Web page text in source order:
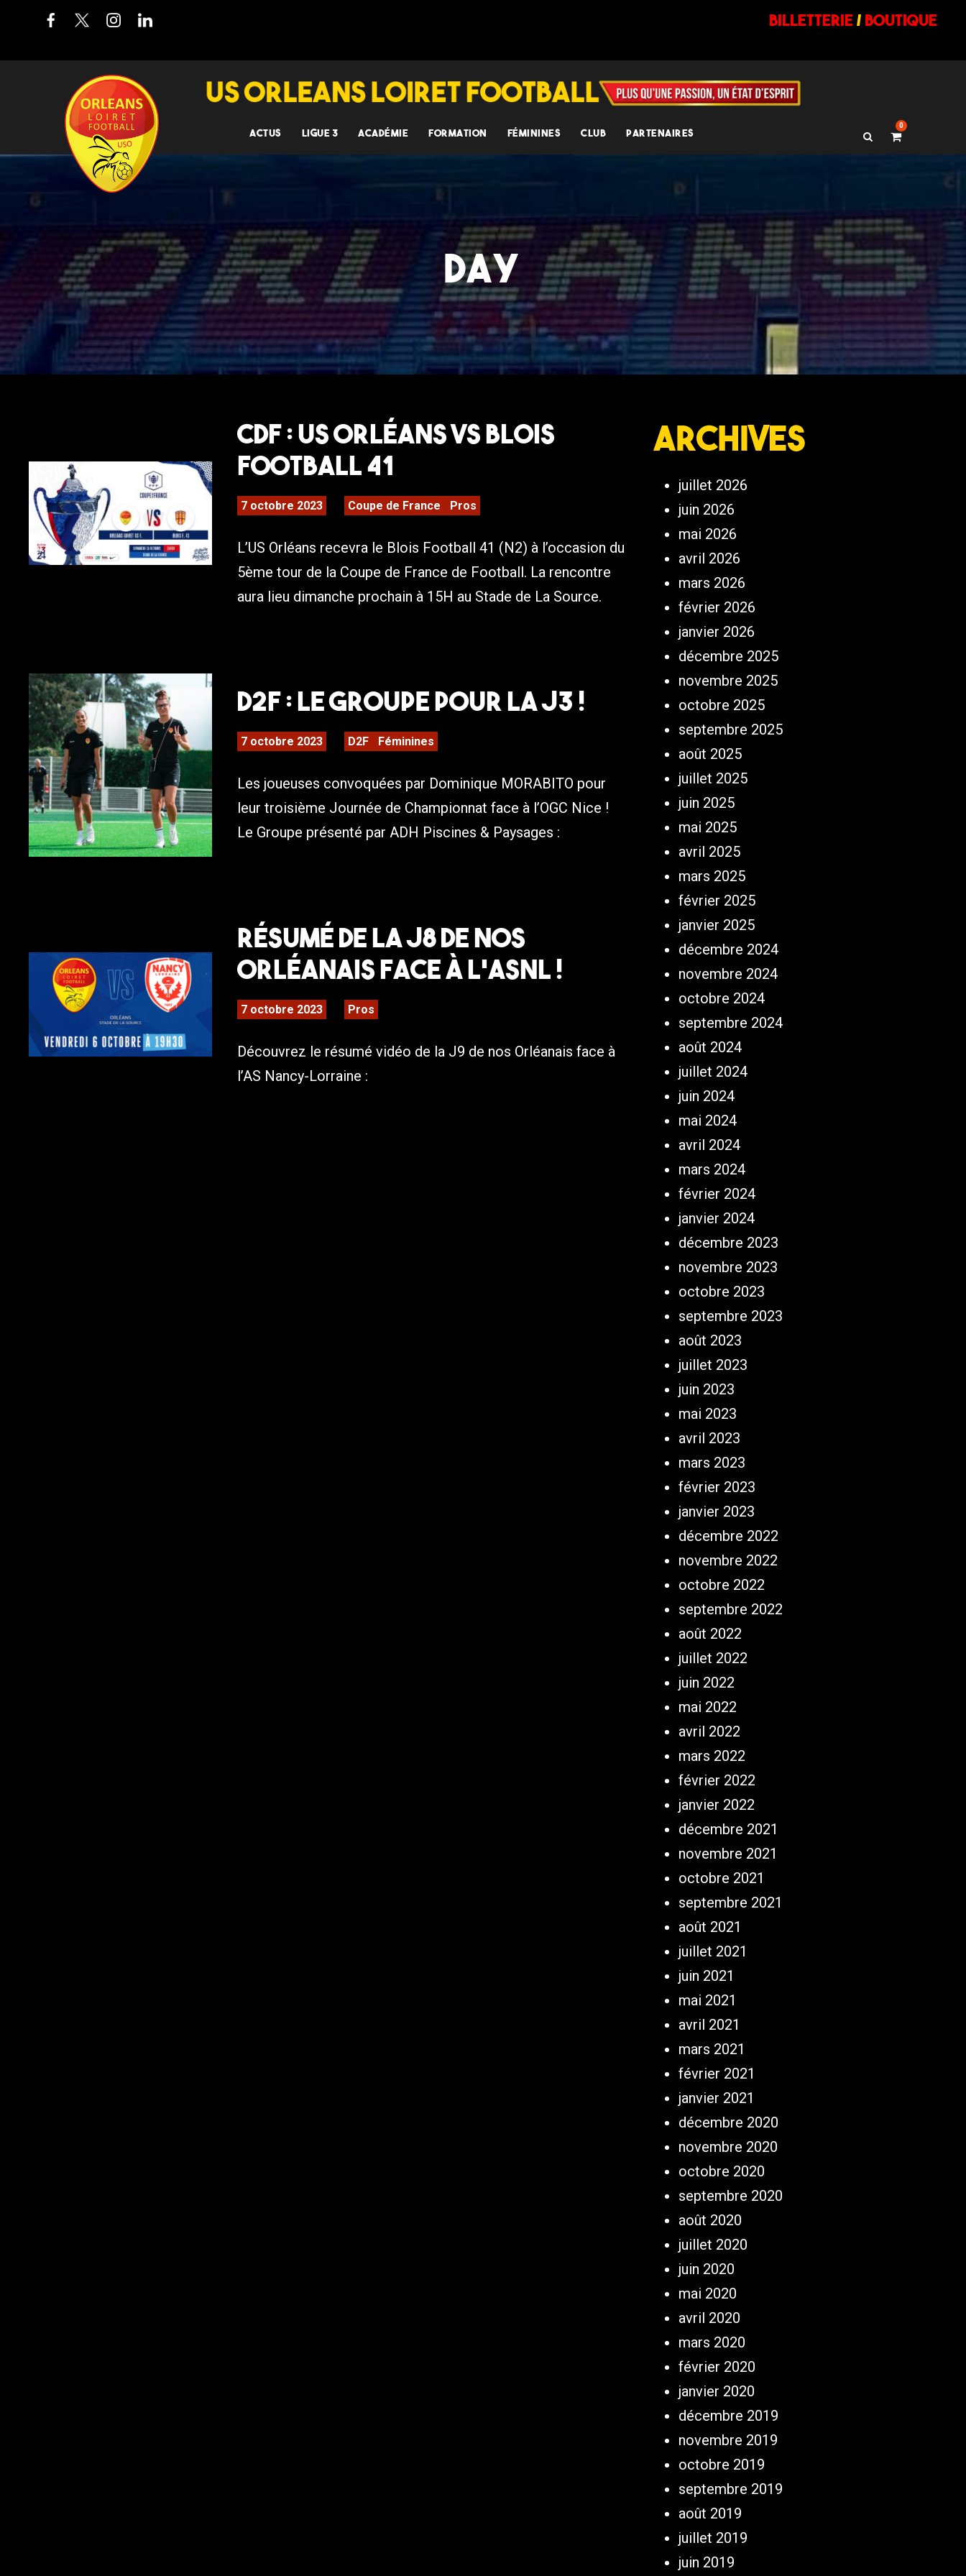
billetterie/ BOUTIQUE
ACTUS LIGUE 3 ACADÉMIE FORMATION FÉMININES CLUB PARTENAIRES
0
DAY
CDF : US Orléans VS Blois
Football 41
7 octobre 2023 Coupe de France Pros
L’US Orléans recevra le Blois Football 41 (N2) à l’occasion du
5ème tour de la Coupe de France de Football. La rencontre
aura lieu dimanche prochain à 15H au Stade de La Source.
D2F : Le Groupe pour la J3 !
7 octobre 2023 D2F Féminines
Les joueuses convoquées par Dominique MORABITO pour
leur troisième Journée de Championnat face à l’OGC Nice !
Le Groupe présenté par ADH Piscines & Paysages :
Résumé de la J8 de nos
Orléanais face à l’ASNL !
7 octobre 2023 Pros
Découvrez le résumé vidéo de la J9 de nos Orléanais face à
l’AS Nancy-Lorraine :
Archives
juillet 2026
juin 2026
mai 2026
avril 2026
mars 2026
février 2026
janvier 2026
décembre 2025
novembre 2025
octobre 2025
septembre 2025
août 2025
juillet 2025
juin 2025
mai 2025
avril 2025
mars 2025
février 2025
janvier 2025
décembre 2024
novembre 2024
octobre 2024
septembre 2024
août 2024
juillet 2024
juin 2024
mai 2024
avril 2024
mars 2024
février 2024
janvier 2024
décembre 2023
novembre 2023
octobre 2023
septembre 2023
août 2023
juillet 2023
juin 2023
mai 2023
avril 2023
mars 2023
février 2023
janvier 2023
décembre 2022
novembre 2022
octobre 2022
septembre 2022
août 2022
juillet 2022
juin 2022
mai 2022
avril 2022
mars 2022
février 2022
janvier 2022
décembre 2021
novembre 2021
octobre 2021
septembre 2021
août 2021
juillet 2021
juin 2021
mai 2021
avril 2021
mars 2021
février 2021
janvier 2021
décembre 2020
novembre 2020
octobre 2020
septembre 2020
août 2020
juillet 2020
juin 2020
mai 2020
avril 2020
mars 2020
février 2020
janvier 2020
décembre 2019
novembre 2019
octobre 2019
septembre 2019
août 2019
juillet 2019
juin 2019